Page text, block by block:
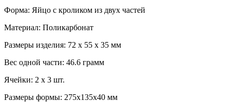
Форма: Яйцо с кроликом из двух частей
Материал: Поликарбонат
Размеры изделия: 72 x 55 x 35 мм
Вес одной части: 46.6 грамм
Ячейки: 2 x 3 шт.
Размеры формы: 275x135x40 мм